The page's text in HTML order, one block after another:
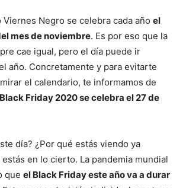
Viernes Negro se celebra cada año el
mes de noviembre. Es por eso que la
cae igual, pero el día puede ir
año. Concretamente y para evitarte
el calendario, te informamos de
Black Friday 2020 se celebra el 27 de
día? ¿Por qué estás viendo ya
en lo cierto. La pandemia mundial
que el Black Friday este año va a durar